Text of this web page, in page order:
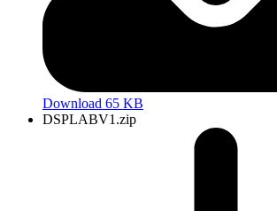
Download 65 KB
DSPLABV1.zip